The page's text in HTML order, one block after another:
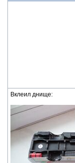
Вклеил днище: